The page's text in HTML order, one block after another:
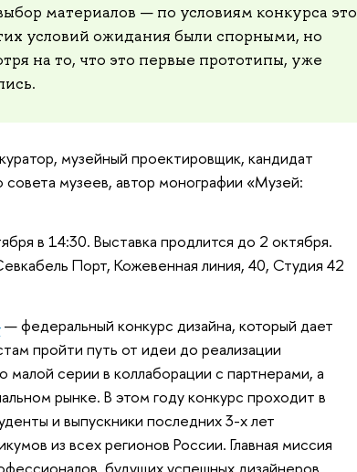
материалов — по условиям конкурса это
условий ожидания были спорными, но
на то, что это первые прототипы, уже
музейный проектировщик, кандидат
совета музеев, автор монографии «Музей:
в 14:30. Выставка продлится до 2 октября.
Порт, Кожевенная линия, 40, Студия 42
— федеральный конкурс дизайна, который дает
пройти путь от идеи до реализации
малой серии в коллаборации с партнерами, а
рынке. В этом году конкурс проходит в
и выпускники последних 3-х лет
из всех регионов России. Главная миссия